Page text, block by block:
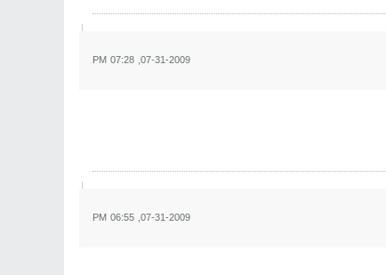
07-31-2009, 07:28 PM
07-31-2009, 06:55 PM